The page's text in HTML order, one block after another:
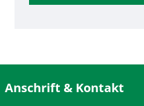
Anschrift & Kontakt